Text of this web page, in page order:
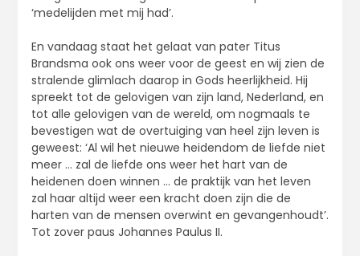
‘medelijden met mij had’.
En vandaag staat het gelaat van pater Titus
Brandsma ook ons weer voor de geest en wij zien de
stralende glimlach daarop in Gods heerlijkheid. Hij
spreekt tot de gelovigen van zijn land, Nederland, en
tot alle gelovigen van de wereld, om nogmaals te
bevestigen wat de overtuiging van heel zijn leven is
geweest: ‘Al wil het nieuwe heidendom de liefde niet
meer … zal de liefde ons weer het hart van de
heidenen doen winnen … de praktijk van het leven
zal haar altijd weer een kracht doen zijn die de
harten van de mensen overwint en gevangenhoudt’.
Tot zover paus Johannes Paulus II.